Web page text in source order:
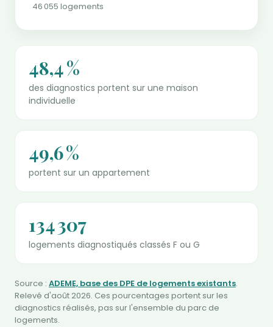
46 055 logements
48,4 %
des diagnostics portent sur une maison
individuelle
49,6 %
portent sur un appartement
134 307
logements diagnostiqués classés F ou G
Source : ADEME, base des DPE de logements existants.
Relevé d'août 2026. Ces pourcentages portent sur les
diagnostics réalisés, pas sur l'ensemble du parc de
logements.